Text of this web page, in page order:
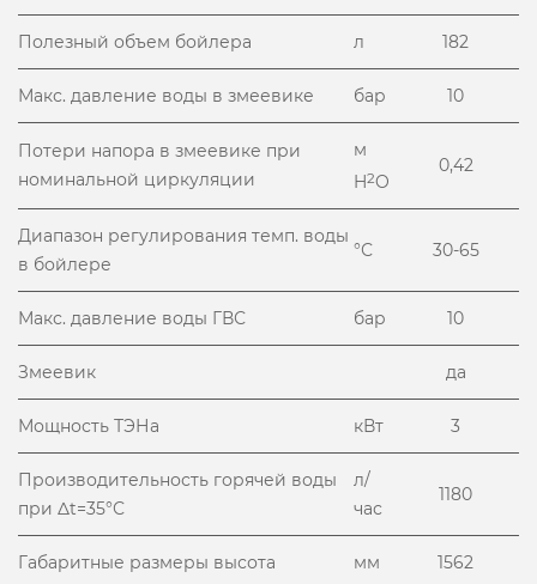
Полезный объем бойлера л 182
Макс. давление воды в змеевике бар 10
Потери напора в змеевике при
номинальной циркуляции
м
H2O
0,42
Диапазон регулирования темп. воды
в бойлере
°С 30-65
Макс. давление воды ГВС бар 10
Змеевик да
Мощность ТЭНа кВт 3
Производительность горячей воды
при Δt=35°С
л/
час
1180
Габаритные размеры высота мм 1562